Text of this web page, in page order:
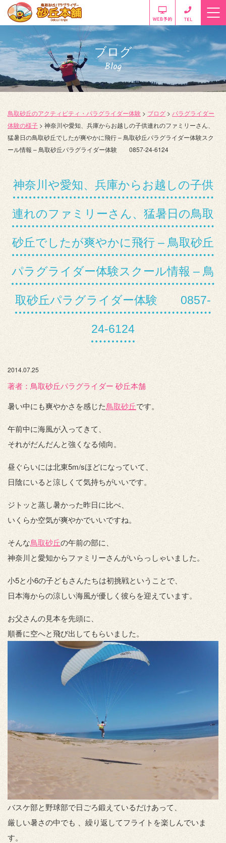
ブログ
Blog
鳥取砂丘のアクティビティ・パラグライダー体験 > ブログ > パラグライダー
体験の様子 > 神奈川や愛知、兵庫からお越しの子供連れのファミリーさん、
猛暑日の鳥取砂丘でしたが爽やかに飛行 – 鳥取砂丘パラグライダー体験スク
ール情報 – 鳥取砂丘パラグライダー体験 0857-24-6124
神奈川や愛知、兵庫からお越しの子供
連れのファミリーさん、猛暑日の鳥取
砂丘でしたが爽やかに飛行 – 鳥取砂丘
パラグライダー体験スクール情報 – 鳥
取砂丘パラグライダー体験 0857-
24-6124
2014.07.25
著者：️鳥取砂丘パラグライダー 砂丘本舗
暑い中にも爽やかさを感じた鳥取砂丘です。
午前中に海風が入ってきて、
それがだんだんと強くなる傾向。
昼ぐらいには北東5m/sほどになっていて、
日陰にいると涼しくて気持ちがいいです。
ジトッと蒸し暑かった昨日に比べ、
いくらか空気が爽やかでいいですね。
そんな鳥取砂丘の午前の部に、
神奈川と愛知からファミリーさんがいらっしゃいました。
小5と小6の子どもさんたちは初挑戦ということで、
日本海からの涼しい海風が優しく彼らを迎えています。
お父さんの見本を先頭に、
順番に空へと飛び出してもらいました。
バスケ部と野球部で日ごろ鍛えているだけあって、
厳しい暑さの中でも 、繰り返してフライトを楽しんでいま
す。